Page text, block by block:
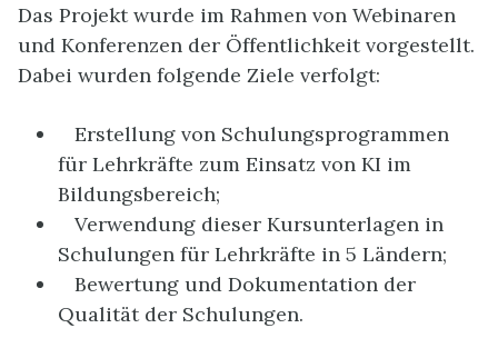
Das Projekt wurde im Rahmen von Webinaren
und Konferenzen der Öffentlichkeit vorgestellt.
Dabei wurden folgende Ziele verfolgt:
Erstellung von Schulungsprogrammen
für Lehrkräfte zum Einsatz von KI im
Bildungsbereich;
Verwendung dieser Kursunterlagen in
Schulungen für Lehrkräfte in 5 Ländern;
Bewertung und Dokumentation der
Qualität der Schulungen.